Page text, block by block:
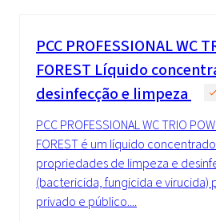
PCC PROFESSIONAL WC
FOREST Líquido
desinfecção e limpeza
PCC PROFESSIONAL WC TRIO
FOREST é um líquido
propriedades de limpeza e
(bactericida, fungicida e virucida)
privado e público....